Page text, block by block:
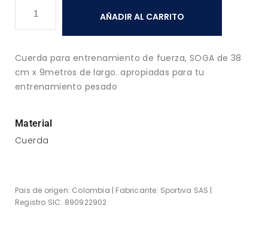
AÑADIR AL CARRITO
Cuerda para entrenamiento de fuerza, SOGA de 38
cm x 9metros de largo. apropiadas para tu
entrenamiento pesado
Material
Cuerda
Pais de origen: Colombia | Fabricante: Sportiva SAS |
Registro SIC: 890922902